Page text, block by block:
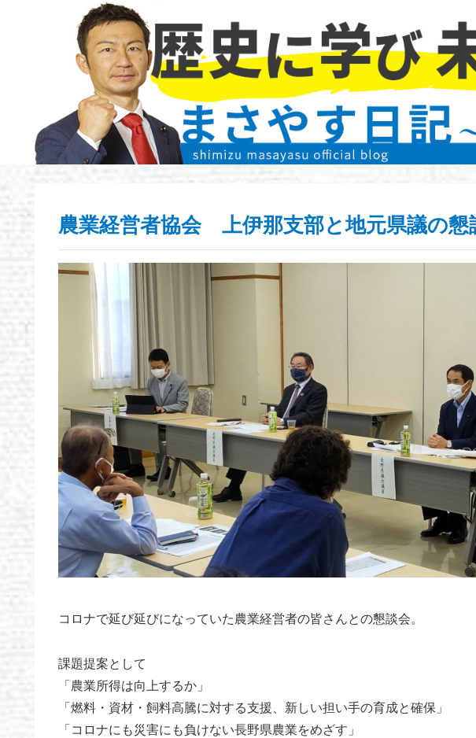
農業経営者協会 上伊那支部と地元県議の懇
コロナで延び延びになっていた農業経営者の皆さんとの懇談会。
課題提案として
「農業所得は向上するか」
「燃料・資材・飼料高騰に対する支援、新しい担い手の育成と確保」
「コロナにも災害にも負けない長野県農業をめざす」